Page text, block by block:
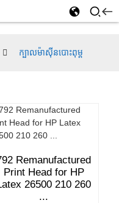
ក្បាលម៉ាស៊ីនបោះពុម្ព
Remanufactured
Print Head for HP
26500 210 260
...